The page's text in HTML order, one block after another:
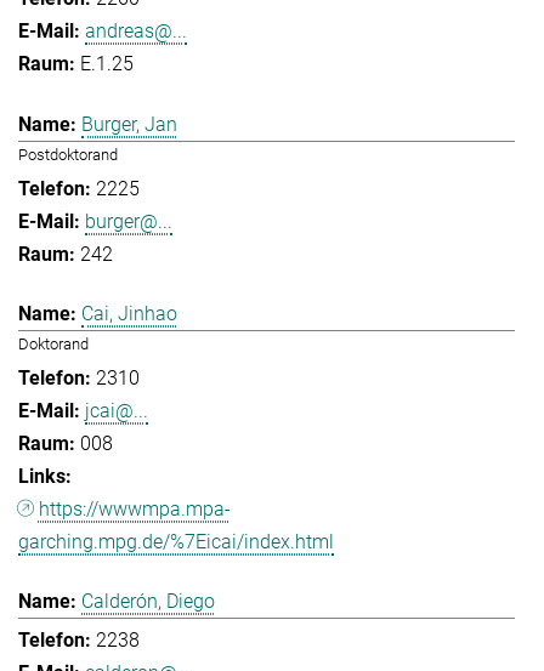
andreas@...
E.1.25
Burger, Jan
Postdoktorand
2225
burger@...
242
Cai, Jinhao
Doktorand
2310
jcai@...
008
https://wwwmpa.mpa-
garching.mpg.de/%7Eicai/index.html
Calderón, Diego
2238